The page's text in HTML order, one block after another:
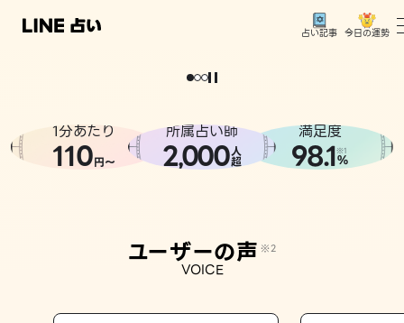
占い記事 今日の運勢
相談事例
どうせなら
。
1分あたり
110円〜
所属占い師
2,000人
超
満足度
98.1※1
%
ユーザーの声 ※2
VOICE